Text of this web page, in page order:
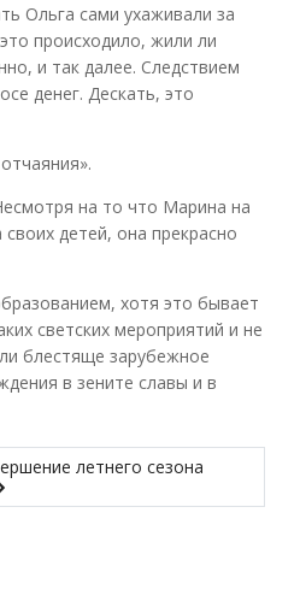
Ольга сами ухаживали за
происходило, жили ли
и так далее. Следствием
денег. Дескать, это
на то что Марина на
детей, она прекрасно
хотя это бывает
светских мероприятий и не
блестяще зарубежное
в зените славы и в
летнего сезона